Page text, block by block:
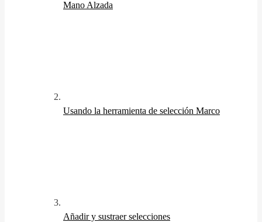
Mano Alzada
Usando la herramienta de selección Marco
Añadir y sustraer selecciones